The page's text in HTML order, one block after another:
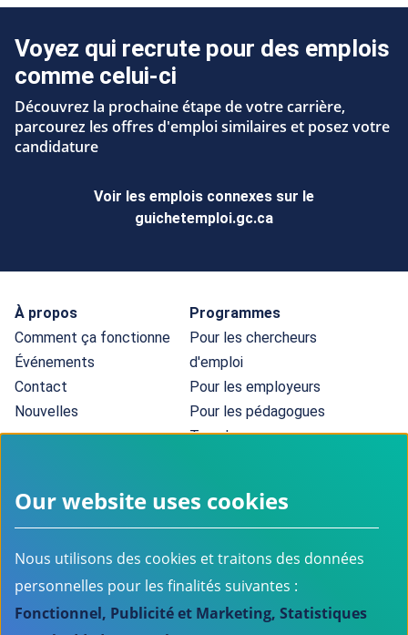
Voyez qui recrute pour des emplois
comme celui-ci
Découvrez la prochaine étape de votre carrière,
parcourez les offres d'emploi similaires et posez votre
candidature
Voir les emplois connexes sur le
guichetemploi.gc.ca
Menu Pied de page
À propos
Comment ça fonctionne
Événements
Contact
Nouvelles
Programmes
Pour les chercheurs
d'emploi
Pour les employeurs
Pour les pédagogues
Tous les programmes
Information sur le marché de l'emploi
Outil de cartographie des compétences
Ⓒ 2025 Conseil des technologies de l'information et des
communications
Contact Juridique
Our website uses cookies
Nous utilisons des cookies et traitons des données
personnelles pour les finalités suivantes :
Fonctionnel, Publicité et Marketing, Statistiques